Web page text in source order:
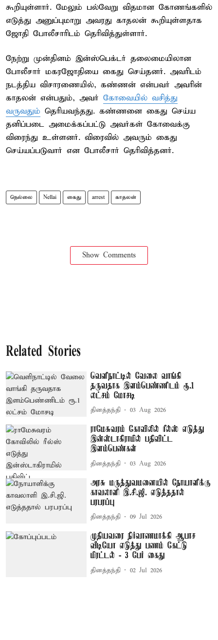
கூறியுள்ளார். மேலும் பல்வேறு விதமான கோணங்களில்
எடுத்து அனுப்புமாறு அவரது காதலன் கூறியுள்ளதாக
ஜோதி போலீசாரிடம் தெரிவித்துள்ளார்.
நேற்று முன்தினம் இன்ஸ்பெக்டர் தலைமையிலான
போலீசார் மகரஜோதியை கைது செய்தனர். அவரிடம்
நடத்திய விசாரணையில், கண்ணன் என்பவர் அவரின்
காதலன் என்பதும், அவர் கோவையில் வசித்து
வருவதும் தெரியவந்தது. கண்ணனை கைது செய்ய
தனிப்படை அமைக்கப்பட்டு அவர்கள் கோவைக்கு
விரைந்து உள்ளனர். விரைவில் அவரும் கைது
செய்யப்படுவார் என போலீசார் தெரிவித்தனர்.
நெல்லை Nellai கைது arrest காதலன்
Show Comments
Related Stories
வெளிநாட்டில் வேலை வாங்கி
தருவதாக இளம்பெண்ணிடம் ரூ.1
லட்சம் மோசடி
தினத்தந்தி 03 Aug 2026
ராமேசுவரம் கோவிலில் ரீல்ஸ் எடுத்து
இன்ஸ்டாகிராமில் பதிவிட்ட
இளம்பெண்கள்
தினத்தந்தி 03 Aug 2026
அரசு மருத்துவமனையில் நோயாளிக்கு
காவலாளி இ.சி.ஜி. எடுத்ததால்
பரபரப்பு
தினத்தந்தி 09 Jul 2026
முதியவரை நிர்வாணமாக்கி ஆபாச
வீடியோ எடுத்து பணம் கேட்டு
மிரட்டல் - 3 பேர் கைது
தினத்தந்தி 02 Jul 2026